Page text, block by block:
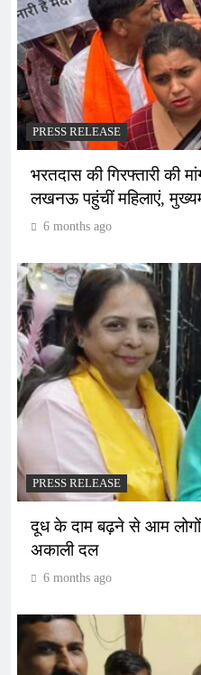
PRESS RELEASE
भरतदास की गिरफ्तारी की
लखनऊ पहुंचीं महिलाएं,
6 months ago
PRESS RELEASE
दूध के दाम बढ़ने से आम
अकाली दल
6 months ago